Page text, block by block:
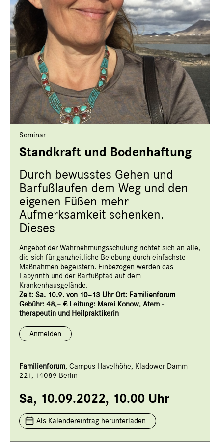
Seminar
Standkraft und Bodenhaftung
​Durch bewusstes Gehen und
Barfußlaufen dem Weg und den
eigenen Füßen mehr
Aufmerksamkeit schenken.
Dieses
Angebot der Wahrnehmungsschulung richtet sich an alle,
die sich für ganzheitliche Belebung durch einfachste
Maßnahmen begeistern. Einbezogen werden das
Labyrinth und der Barfußpfad auf dem
Krankenhausgelände.
Zeit: Sa. 10.9. von 10–13 Uhr Ort: Familienforum
Gebühr: 48,– € Leitung: Marei Konow, Atem -
therapeutin und Heilpraktikerin
Anmelden
Familienforum, Campus Havelhöhe, Kladower Damm
221, 14089 Berlin
Sa, 10.09.2022, 10.00 Uhr
Als Kalendereintrag herunterladen